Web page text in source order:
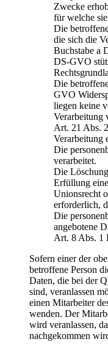
Zwecke
für welche
Die
die sich die
Buchstabe a
DS-GVO
Die
GVO
liegen keine
Verarbeitung
Art. 21 Abs.
Verarbeitung
Die
verarbeitet.
Die
Erfüllung
Unionsrecht
erforderlich,
Die
angebotene
Art. 8 Abs. 1
Sofern einer der
betroffene Person
Daten, die bei der
sind, veranlassen
einen Mitarbeiter
wenden. Der
wird veranlassen,
nachgekommen